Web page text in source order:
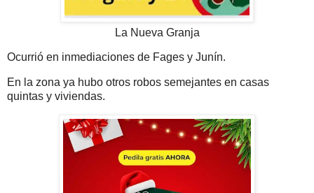
La Nueva Granja
Ocurrió en inmediaciones de Fages y Junín.
En la zona ya hubo otros robos semejantes en casas
quintas y viviendas.